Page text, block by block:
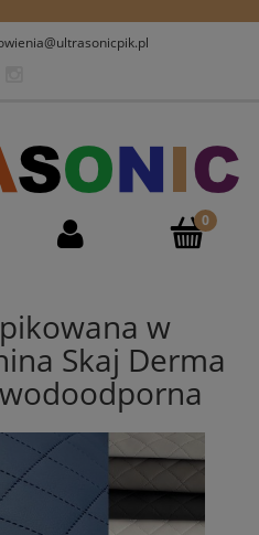
w
Skaj Derma